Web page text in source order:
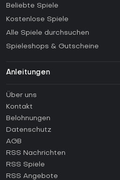
Beliebte Spiele
Kostenlose Spiele
Alle Spiele durchsuchen
Spieleshops & Gutscheine
Anleitungen
Anleitungen
Wie aktiviert man einen Steam
Wie aktiviert man einen Epic
Wie aktiviert man einen GOG CD
Wie aktiviert man einen Ubisoft
Wie aktiviert man einen EA App
Über uns
Kontakt
Belohnungen
Datenschutz
AGB
RSS Nachrichten
RSS Spiele
RSS Angebote